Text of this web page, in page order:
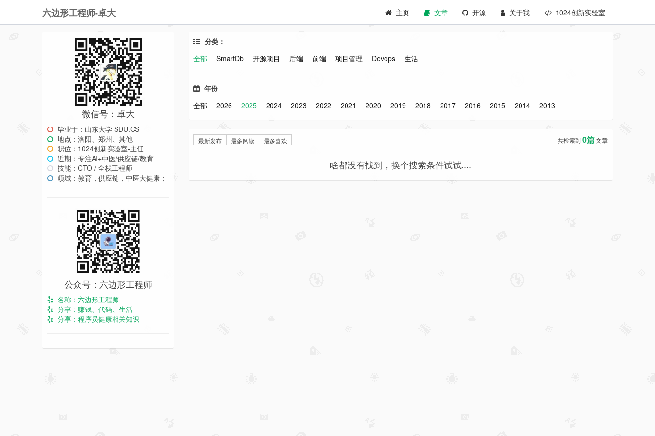
六边形工程师-卓大 主页 文章 开源 关于我 1024创新实验室
微信号：卓大
毕业于：山东大学 SDU.CS
地点：洛阳、郑州、其他
职位：1024创新实验室-主任
近期：专注AI+中医/供应链/教育
技能：CTO / 全栈工程师
领域：教育，供应链，中医大健康；
公众号：六边形工程师
名称：六边形工程师
分享：赚钱、代码、生活
分享：程序员健康相关知识
分类：
全部
SmartDb 开源项目 后端 前端 项目管理 Devops 生活
年份
全部
2026 2025 2024 2023 2022 2021 2020 2019 2018 2017 2016 2015 2014 2013
最新发布 最多阅读 最多喜欢 共检索到 0篇文章
啥都没有找到，换个搜索条件试试....